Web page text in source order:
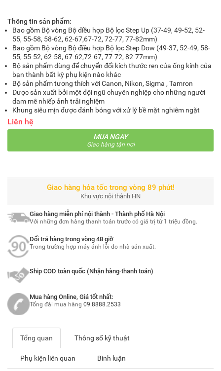
Thông tin sản phẩm:
Bao gồm Bộ vòng Bộ điều hợp Bộ lọc Step Up (37-49, 49-52, 52-
55, 55-58, 58-62, 62-67,67-72, 72-77, 77-82mm)
Bao gồm Bộ vòng Bộ điều hợp Bộ lọc Step Dow (49-37, 52-49, 58-
55, 55-52, 62-58, 67-62,72-67, 77-72, 82-77mm)
Bộ sản phẩm dùng để chuyển đổi kích thước ren của ống kính của
bạn thành bất kỳ phụ kiện nào khác
Bộ sản phẩm tương thích với Canon, Nikon, Sigma , Tamron
Được sản xuất bởi một đội ngũ chuyên nghiệp cho những người
đam mê nhiếp ảnh trải nghiệm
Khung siêu mịn được đánh bóng với xử lý bề mặt nghiêm ngặt
Liên hệ
MUA NGAY
Giao hàng tận nơi
Giao hàng hỏa tốc trong vòng 89 phút!
Khu vực nội thành HN
Giao hàng miễn phí nội thành - Thành phố Hà Nội
Với những đơn hàng thanh toán trước có giá trị từ 1 triệu đồng.
Đổi trả hàng trong vòng 48 giờ
Trong trường hợp máy ảnh lỗi do nhà sản xuất.
Ship COD toàn quốc (Nhận hàng-thanh toán)
Mua hàng Online, Giá tốt nhất:
Tổng đài mua hàng 09.8888.2533
Tổng quan Thông số kỹ thuật
Phụ kiện liên quan Bình luận